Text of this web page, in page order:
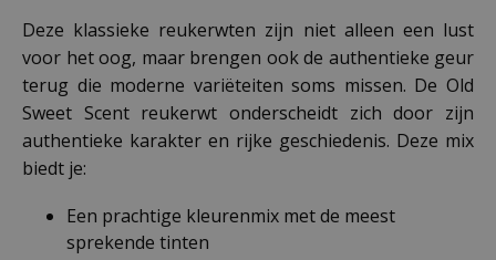
Deze klassieke reukerwten zijn niet alleen een lust
voor het oog, maar brengen ook de authentieke geur
terug die moderne variëteiten soms missen. De Old
Sweet Scent reukerwt onderscheidt zich door zijn
authentieke karakter en rijke geschiedenis. Deze mix
biedt je:
Een prachtige kleurenmix met de meest
sprekende tinten